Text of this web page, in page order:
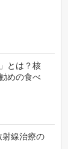
とは？核
めの食べ
射線治療の